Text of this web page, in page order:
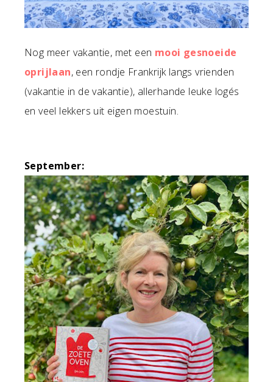
Nog meer vakantie, met een mooi gesnoeide
oprijlaan, een rondje Frankrijk langs vrienden
(vakantie in de vakantie), allerhande leuke logés
en veel lekkers uit eigen moestuin.
September: